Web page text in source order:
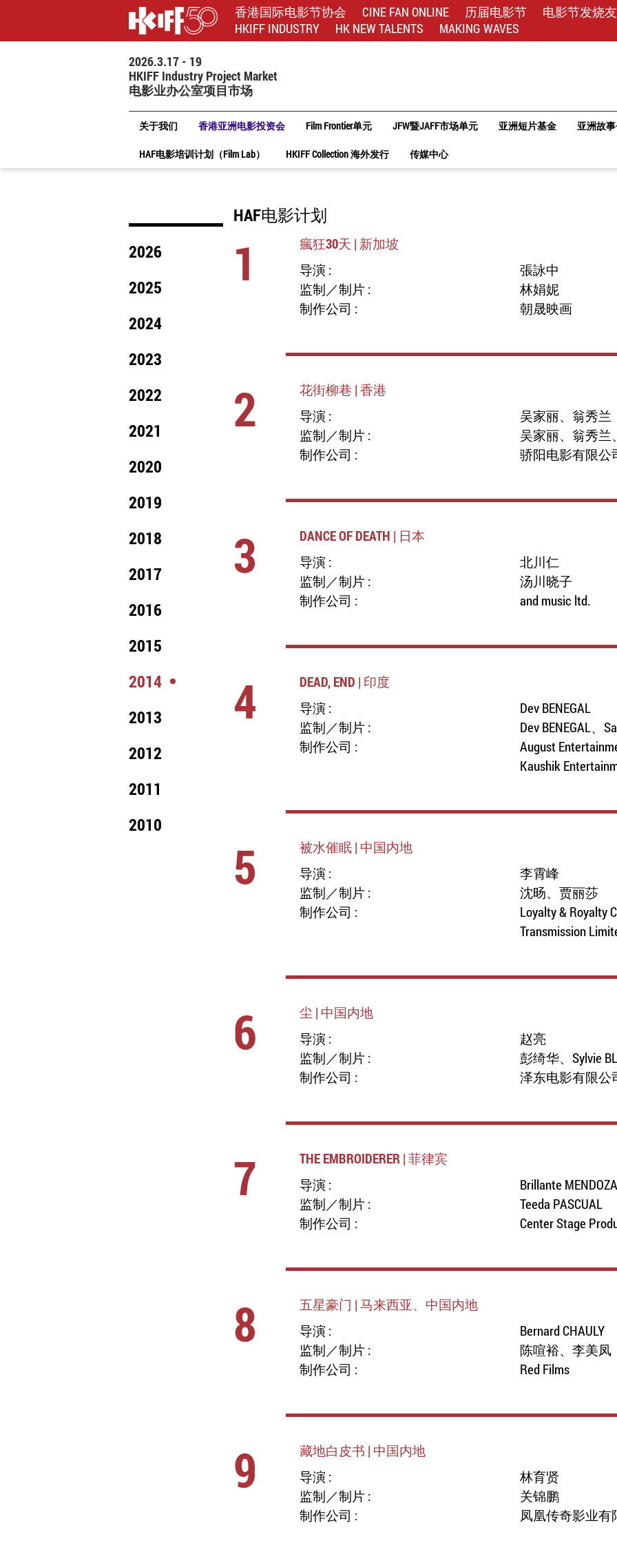
香港国际电影节协会 CINE FAN ONLINE 历届电影节
电影节发烧友
HKIFF INDUSTRY
HK NEW TALENTS
MAKING WAVES
2026.3.17 - 19
HKIFF Industry Project Market
电影业办公室项目市场
关于我们 香港亚洲电影投资会 Film Frontier单元 JFW暨JAFF市场单元 亚洲短片基金 亚洲故事
HAF电影培训计划（Film Lab） HKIFF Collection 海外发行 传媒中心
2026
2025
2024
2023
2022
2021
2020
2019
2018
2017
2016
2015
2014
2013
2012
2011
2010
HAF电影计划
1
瘋狂30天 | 新加坡
导演 :
張詠中
监制／制片 :
林娟妮
制作公司 :
朝晟映画
2
花街柳巷 | 香港
导演 :
吴家丽、翁秀兰
监制／制片 :
吴家丽、翁秀兰
制作公司 :
骄阳电影有限公
3
DANCE OF DEATH | 日本
导演 :
北川仁
监制／制片 :
汤川晓子
制作公司 :
and music ltd.
4
DEAD, END | 印度
导演 :
Dev BENEGAL
监制／制片 :
Dev BENEGAL、
制作公司 :
August
Kaushik
5
被水催眠 | 中国内地
导演 :
李霄峰
监制／制片 :
沈旸、贾丽莎
制作公司 :
Loyalty & Royalty
Transmission
6
尘 | 中国内地
导演 :
赵亮
监制／制片 :
彭绮华、Sylvie
制作公司 :
泽东电影有限公
7
THE EMBROIDERER | 菲律宾
导演 :
Brillante MENDOZA
监制／制片 :
Teeda PASCUAL
制作公司 :
Center Stage
8
五星豪门 | 马来西亚、中国内地
导演 :
Bernard CHAULY
监制／制片 :
陈喧裕、李美凤
制作公司 :
Red Films
9
藏地白皮书 | 中国内地
导演 :
林育贤
监制／制片 :
关锦鹏
制作公司 :
凤凰传奇影业有